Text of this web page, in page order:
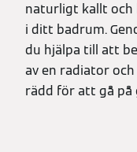
naturligt kallt och
i ditt badrum.
du hjälpa till att
av en radiator
rädd för att gå